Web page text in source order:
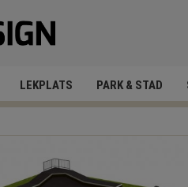
LEKPLATS PARK & STAD